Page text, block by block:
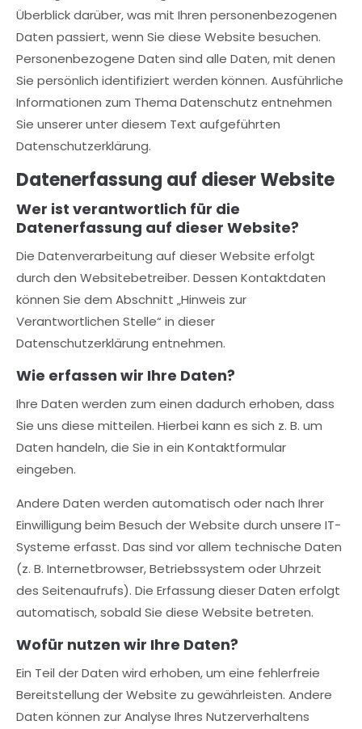
Lorem ipsum dolor sit amet:
24h/ 365days
Mon - Fri 8:00am - 5:00pm(GMT +1)
Get in touch
Cybersteel Inc.
376-293 City Road, Suite 600
San Francisco, CA 94102
+44 1234 567 890
info@yourdomain.com
About us
Lorem ipsum dolor sit amet, consectetuer
adipiscing elit.
Aenean commodo ligula eget dolor. Aenean
massa. Cum sociis natoque penatibus et
magnis dis parturient montes, nascetur ridiculus
mus. Donec quam felis, ultricies nec.
Überblick darüber, was mit Ihren personenbezogenen
Daten passiert, wenn Sie diese Website besuchen.
Personenbezogene Daten sind alle Daten, mit denen
Sie persönlich identifiziert werden können. Ausführliche
Informationen zum Thema Datenschutz entnehmen
Sie unserer unter diesem Text aufgeführten
Datenschutzerklärung.
Datenerfassung auf dieser Website
Wer ist verantwortlich für die
Datenerfassung auf dieser Website?
Die Datenverarbeitung auf dieser Website erfolgt
durch den Websitebetreiber. Dessen Kontaktdaten
können Sie dem Abschnitt „Hinweis zur
Verantwortlichen Stelle“ in dieser
Datenschutzerklärung entnehmen.
Wie erfassen wir Ihre Daten?
Ihre Daten werden zum einen dadurch erhoben, dass
Sie uns diese mitteilen. Hierbei kann es sich z. B. um
Daten handeln, die Sie in ein Kontaktformular
eingeben.
Andere Daten werden automatisch oder nach Ihrer
Einwilligung beim Besuch der Website durch unsere IT-
Systeme erfasst. Das sind vor allem technische Daten
(z. B. Internetbrowser, Betriebssystem oder Uhrzeit
des Seitenaufrufs). Die Erfassung dieser Daten erfolgt
automatisch, sobald Sie diese Website betreten.
Wofür nutzen wir Ihre Daten?
Ein Teil der Daten wird erhoben, um eine fehlerfreie
Bereitstellung der Website zu gewährleisten. Andere
Daten können zur Analyse Ihres Nutzerverhaltens